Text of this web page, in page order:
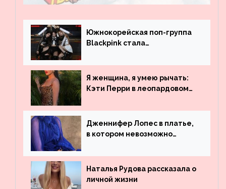
Южнокорейская поп-группа
Blackpink стала
просмотрам на YouTube. Они
обогнали даже Джастина
Бибера
Я женщина, я умею рычать:
Кэти Перри в леопардовом
Дженнифер Лопес в платье,
в котором невозможно
Наталья Рудова рассказала о
личной жизни